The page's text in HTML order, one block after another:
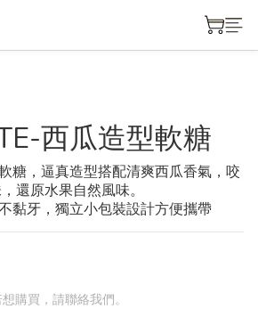
西瓜造型軟糖
糖，逼真造型搭配清爽西瓜香氣，咬
還原水果自然風味。
黏牙，獨立小包裝設計方便攜帶
購買，請聯絡我們。